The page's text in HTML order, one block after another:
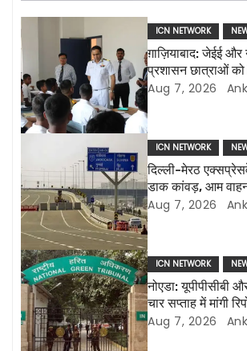
n
a
v
i
a
t
i
o
n
ICN NETWORK
ग़ाज़ियाबाद: जेईई
प्रशासन छात्राओं
Aug 7, 2026
ICN NETWORK
दिल्ली-मेरठ
डाक कांवड़, आम
Aug 7, 2026
ICN NETWORK
नोएडा: यूपीपीसीबी
चार सप्ताह में मांगी
Aug 7, 2026